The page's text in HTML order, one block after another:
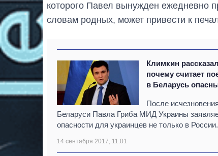
которого Павел вынужден ежедневно
словам родных, может привести к
Климкин
почему считает
в Беларусь
После
Беларуси Павла Гриба МИД Украины
опасности для украинцев не только в России.
14 сентября 2017, 11:01